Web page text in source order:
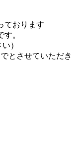
ております
。
）
とさせていただき